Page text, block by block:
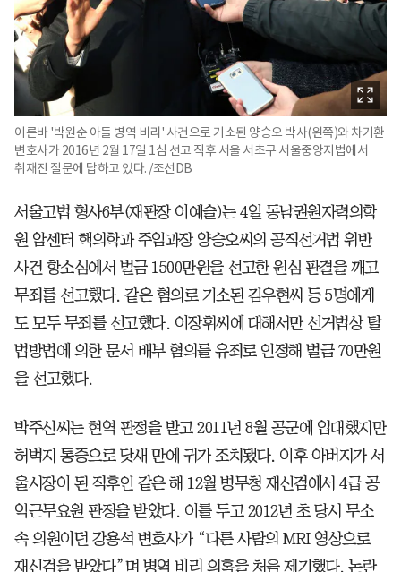
이른바 '박원순 아들 병역 비리' 사건으로 기소된 양승오 박사(왼쪽)와 차기환
변호사가 2016년 2월 17일 1심 선고 직후 서울 서초구 서울중앙지법에서
취재진 질문에 답하고 있다. /조선DB
서울고법 형사6부(재판장 이예슬)는 4일 동남권원자력의학
원 암센터 핵의학과 주임과장 양승오씨의 공직선거법 위반
사건 항소심에서 벌금 1500만원을 선고한 원심 판결을 깨고
무죄를 선고했다. 같은 혐의로 기소된 김우현씨 등 5명에게
도 모두 무죄를 선고했다. 이장휘씨에 대해서만 선거법상 탈
법방법에 의한 문서 배부 혐의를 유죄로 인정해 벌금 70만원
을 선고했다.
박주신씨는 현역 판정을 받고 2011년 8월 공군에 입대했지만
허벅지 통증으로 닷새 만에 귀가 조치됐다. 이후 아버지가 서
울시장이 된 직후인 같은 해 12월 병무청 재신검에서 4급 공
익근무요원 판정을 받았다. 이를 두고 2012년 초 당시 무소
속 의원이던 강용석 변호사가 “다른 사람의 MRI 영상으로
재신검을 받았다”며 병역 비리 의혹을 처음 제기했다. 논란